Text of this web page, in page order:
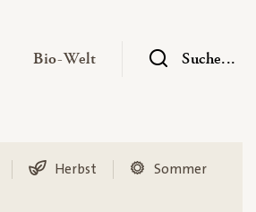
ausklappen
Bio-Welt — UntermenüSuche...
Herbst Sommer